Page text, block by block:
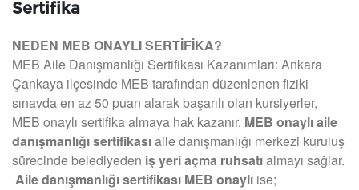
Sertifika
NEDEN MEB ONAYLI SERTİFİKA?
MEB Aile Danışmanlığı Sertifikası Kazanımları: Ankara
Çankaya ilçesinde MEB tarafından düzenlenen fiziki
sınavda en az 50 puan alarak başarılı olan kursiyerler,
MEB onaylı sertifika almaya hak kazanır. MEB onaylı aile
danışmanlığı sertifikasıaile danışmanlığı merkezi kuruluş
sürecinde belediyeden iş yeri açma ruhsatıalmayı sağlar.
Aile danışmanlığı sertifikası MEB onaylı ise;